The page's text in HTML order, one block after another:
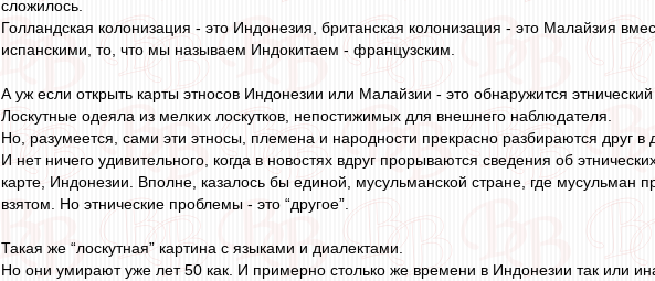
сложилось.
Голландская колонизация - это Индонезия, британская колонизация - это Малайзия
испанскими, то, что мы называем Индокитаем - французским.
А уж если открыть карты этносов Индонезии или Малайзии - это обнаружится этнический
Лоскутные одеяла из мелких лоскутков, непостижимых для внешнего наблюдателя.
Но, разумеется, сами эти этносы, племена и народности прекрасно разбираются друг в
И нет ничего удивительного, когда в новостях вдруг прорываются сведения об
карте, Индонезии. Вполне, казалось бы единой, мусульманской стране, где
взятом. Но этнические проблемы - это “другое”.
Такая же “лоскутная” картина с языками и диалектами.
Но они умирают уже лет 50 как. И примерно столько же времени в Индонезии так или